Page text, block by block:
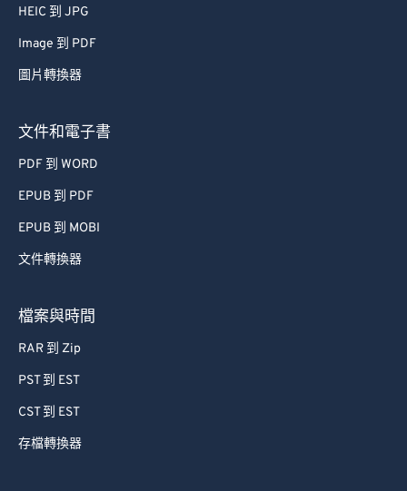
HEIC 到 JPG
Image 到 PDF
圖片轉換器
文件和電子書
PDF 到 WORD
EPUB 到 PDF
EPUB 到 MOBI
文件轉換器
檔案與時間
RAR 到 Zip
PST 到 EST
CST 到 EST
存檔轉換器